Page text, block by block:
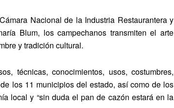
Nacional de la Industria Restaurantera y
Blum, los campechanos transmiten el arte
y tradición cultural.
técnicas, conocimientos, usos, costumbres,
los 11 municipios del estado, así como de los
local y “sin duda el pan de cazón estará en la